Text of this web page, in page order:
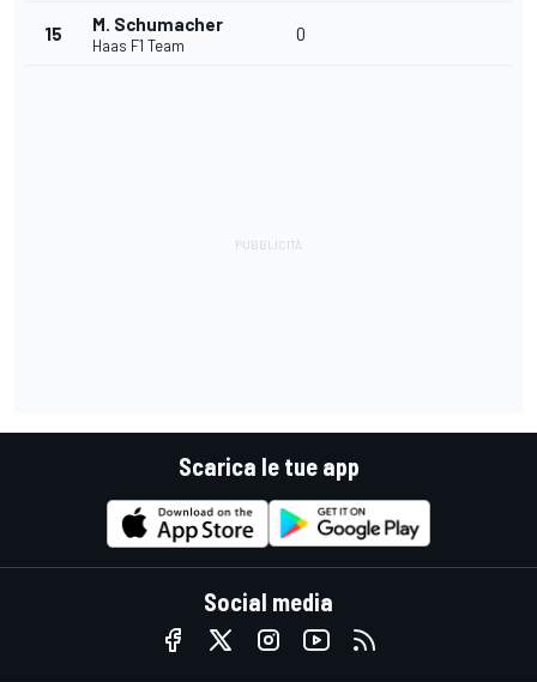
15 M. Schumacher
Haas F1 Team
0
Scarica le tue app
Social media